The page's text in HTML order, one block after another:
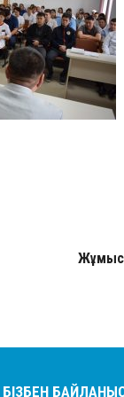
БІЗБЕН